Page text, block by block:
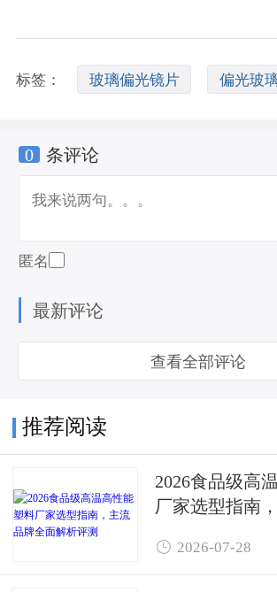
标签： 玻璃偏光镜片 偏光玻
太阳镜
0 条评论
匿名
最新评论
查看全部评论
推荐阅读
2026食品级高
厂家选型指南
 2026-07-28